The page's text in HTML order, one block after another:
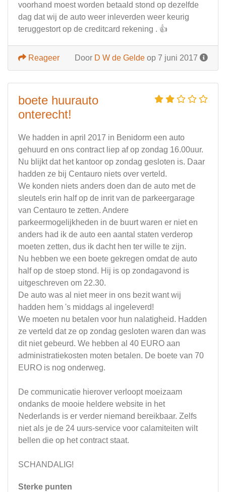
voorhand moest worden betaald stond op dezelfde
dag dat wij de auto weer inleverden weer keurig
teruggestort op de creditcard rekening . 👍
Door D W de Gelde op 7 juni 2017
Reageer
boete huurauto
onterecht!
We hadden in april 2017 in Benidorm een auto
gehuurd en ons contract liep af op zondag 16.00uur.
Nu blijkt dat het kantoor op zondag gesloten is. Daar
hadden ze bij Centauro niets over verteld.
We konden niets anders doen dan de auto met de
sleutels erin half op de inrit van de parkeergarage
van Centauro te zetten. Andere
parkeermogelijkheden in de buurt waren er niet en
anders had ik de auto een aantal staten verderop
moeten zetten, dus ik dacht hen ter wille te zijn.
Nu hebben we een boete gekregen omdat de auto
half op de stoep stond. Hij is op zondagavond is
uitgeschreven om 22.30.
De auto was al niet meer in ons bezit want wij
hadden hem 's middags al ingeleverd!
We moeten nu betalen voor hun nalatigheid. Hadden
ze verteld dat ze op zondag gesloten waren dan was
dit niet gebeurd. We hebben al 40 EURO aan
administratiekosten moten betalen. De boete van 70
EURO is nog onderweg.
De communicatie hierover verloopt moeizaam
ondanks de mooie heldere website in het
Nederlands is er verder niemand bereikbaar. Zelfs
niet als je de 24 uurs-service voor calamiteiten wilt
bellen die op het contract staat.
SCHANDALIG!
Sterke punten